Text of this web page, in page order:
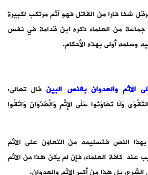
شخا فارا من القاتل فهو آثم مرتكب لكبيرة
من العلماء ذكره ابن قدامة في نفس
أولى بهذه الأحكام.
قال تعالى:
‌وَلَا ‌تَعَاوَنُوا ‌عَلَى الإِثْمِ وَالْعُدْوَانِ وَاتَّقُوا
النص فتسليمه من التعاون على الاثم
عند كافة العلماء، فإن لم يكن هذا من الاثم